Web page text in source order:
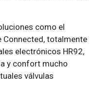
como el
totalmente
electrónicos HR92,
y confort mucho
válvulas